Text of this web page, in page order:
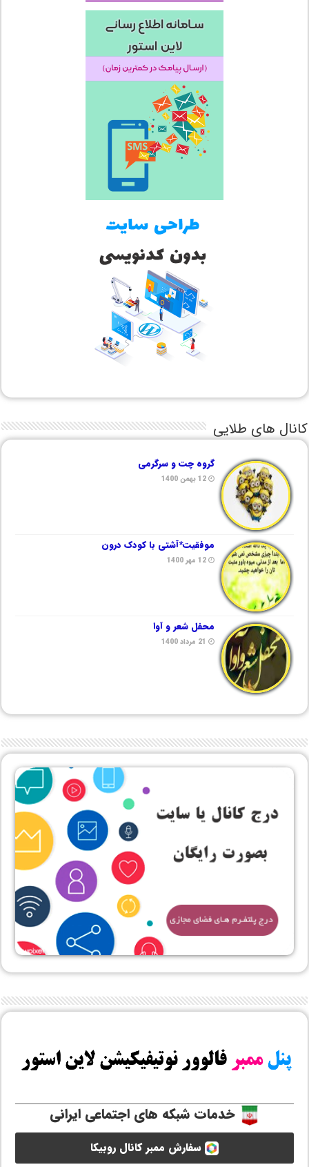
کانال های طلایی
گروه چت و سرگرمی
12 بهمن 1400
موفقیت*آشتی با کودک درون
12 مهر 1400
محفل شعر و آوا
21 مرداد 1400
خدمات شبکه های اجتماعی ایرانی
سفارش ممبر کانال روبیکا